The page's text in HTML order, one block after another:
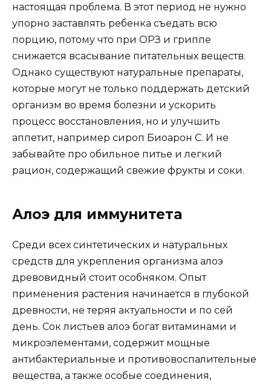
настоящая проблема. В этот период не нужно
упорно заставлять ребенка съедать всю
порцию, потому что при ОРЗ и гриппе
снижается всасывание питательных веществ.
Однако существуют натуральные препараты,
которые могут не только поддержать детский
организм во время болезни и ускорить
процесс восстановления, но и улучшить
аппетит, например сироп Биоарон С. И не
забывайте про обильное питье и легкий
рацион, содержащий свежие фрукты и соки.
Алоэ для иммунитета
Среди всех синтетических и натуральных
средств для укрепления организма алоэ
древовидный стоит особняком. Опыт
применения растения начинается в глубокой
древности, не теряя актуальности и по сей
день. Сок листьев алоэ богат витаминами и
микроэлементами, содержит мощные
антибактериальные и противовоспалительные
вещества, а также особые соединения,